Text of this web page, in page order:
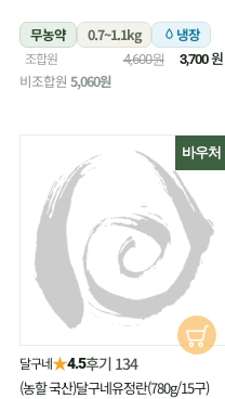
무농약 0.7~1.1kg 냉장
조합원 4,600원 3,700원
비조합원 5,060원
바우처
달구네★4.5후기 134
(농할 국산)달구네유정란(780g/15구)